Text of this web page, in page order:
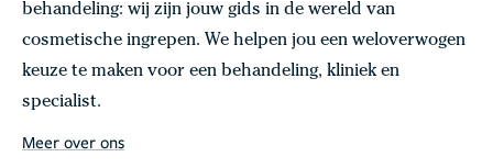
behandeling: wij zijn jouw gids in de wereld van
cosmetische ingrepen. We helpen jou een weloverwogen
keuze te maken voor een behandeling, kliniek en
specialist.
Meer over ons